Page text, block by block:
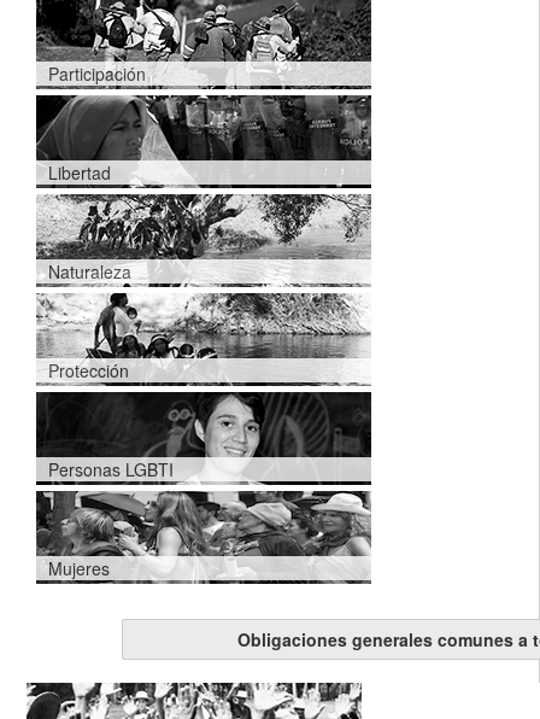
Participación
Libertad
Naturaleza
Protección
Personas LGBTI
Mujeres
Obligaciones generales comunes a